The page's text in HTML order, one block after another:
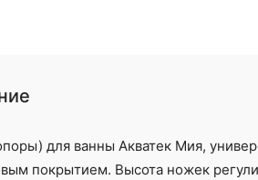
для ванны Акватек Мия,
покрытием. Высота ножек